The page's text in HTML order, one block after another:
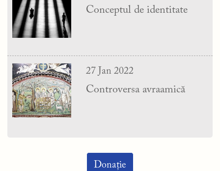
Conceptul de identitate
27 Jan 2022
Controversa avraamică
Donație